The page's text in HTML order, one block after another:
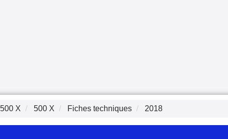
500 X 500 X Fiches techniques 2018